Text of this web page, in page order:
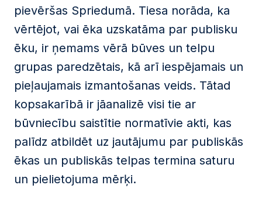
pievēršas Spriedumā. Tiesa norāda, ka
vērtējot, vai ēka uzskatāma par publisku
ēku, ir ņemams vērā būves un telpu
grupas paredzētais, kā arī iespējamais un
pieļaujamais izmantošanas veids. Tātad
kopsakarībā ir jāanalizē visi tie ar
būvniecību saistītie normatīvie akti, kas
palīdz atbildēt uz jautājumu par publiskās
ēkas un publiskās telpas termina saturu
un pielietojuma mērķi.